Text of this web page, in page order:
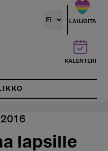
LAHJOITA
KALENTERI
lapsille